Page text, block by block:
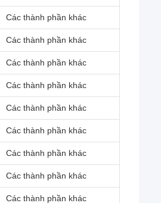
Các thành phần khác
Các thành phần khác
Các thành phần khác
Các thành phần khác
Các thành phần khác
Các thành phần khác
Các thành phần khác
Các thành phần khác
Các thành phần khác